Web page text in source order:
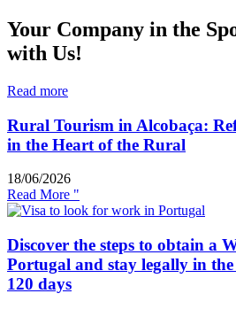
Your Company in the
with Us!
Read more
Rural Tourism in Alcobaça:
in the Heart of the Rural
18/06/2026
Read More "
Discover the steps to obtain a
Portugal and stay legally in
120 days